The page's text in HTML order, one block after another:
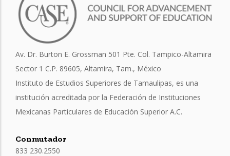
Av. Dr. Burton E. Grossman 501 Pte. Col. Tampico-Altamira
Sector 1 C.P. 89605, Altamira, Tam., México
Instituto de Estudios Superiores de Tamaulipas, es una
institución acreditada por la Federación de Instituciones
Mexicanas Particulares de Educación Superior A.C.
Conmutador
833 230.2550